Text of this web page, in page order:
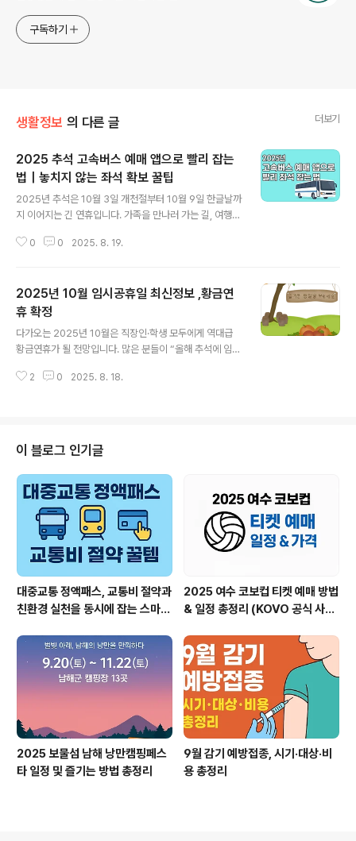
구독하기
생활정보 의 다른 글 더보기
2025 추석 고속버스 예매 앱으로 빨리 잡는
법｜놓치지 않는 좌석 확보 꿀팁
2025년 추석은 10월 3일 개천절부터 10월 9일 한글날까
지 이어지는 긴 연휴입니다. 가족을 만나러 가는 길, 여행을
버스 예매는 KTX보다 경쟁률이 낮으면서도 원하는 시간
좌석이 동나는 경우가 많죠. 오늘은 “앱으로 고속버스 표를
빠르게 예매하는 실전 방법”을 중심으로, 예매 일정과 준비
팁까지 풍부하게 정리해 드리겠습니다 .이 글을 보고 따라
하시면 올 추석엔 원하는 시간대 버스 좌석을 놓치지 않고
잡을 수 있을 거예요. 1. 2025 추석 고속버스 예매 일정 확
인하기고속버스 표는 보통 추석 약 한 달 전부터 예매가 시
0 0 2025. 8. 19.
2025년 10월 임시공휴일 최신정보 ,황금연
휴 확정
다가오는 2025년 10월은 직장인·학생 모두에게 역대급
황금연휴가 될 전망입니다. 많은 분들이 “올해 추석에 임시
일을 지정하지 않기로 확정했습니다. 그럼에도 불구하고
절 (공휴일) 10월 4일 (토): 주말 10월 5일 (일): 추석 전날
10월 6일 (월): 추석 당일 10월 7일 (화): 추석 다음 날 (공
휴일) 10월 8일 (수): 추석 대체공휴일 10월 9일 (목): 한글
날 (공휴일) 10월 10일 (금): 평일 (연차 사용 가능) 10월 1
1일12일(토,일):..
2 0 2025. 8. 18.
이 블로그 인기글
대중교통 정액패스, 교통비 절약과
친환경 실천을 동시에 잡는 스마트
2025 여수 코보컵 티켓 예매 방법
& 일정 총정리 (KOVO 공식 사이
2025 보물섬 남해 낭만캠핑페스
타 일정 및 즐기는 방법 총정리
9월 감기 예방접종, 시기·대상·비
용 총정리